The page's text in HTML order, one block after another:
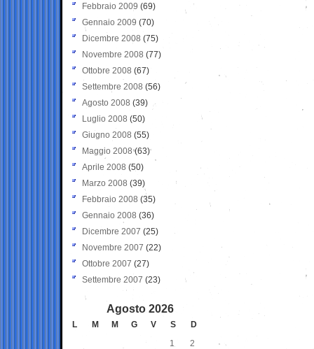
Febbraio 2009 (69)
Gennaio 2009 (70)
Dicembre 2008 (75)
Novembre 2008 (77)
Ottobre 2008 (67)
Settembre 2008 (56)
Agosto 2008 (39)
Luglio 2008 (50)
Giugno 2008 (55)
Maggio 2008(63)
Aprile 2008 (50)
Marzo 2008 (39)
Febbraio 2008 (35)
Gennaio 2008 (36)
Dicembre 2007 (25)
Novembre 2007 (22)
Ottobre 2007 (27)
Settembre 2007 (23)
Agosto 2026
L M M G V S
D
1
2